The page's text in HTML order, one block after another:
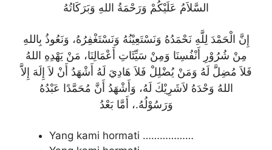
السَّلاَمُ عَلَيْكُمْ وَرَحْمَةُ اللهِ وَبَرَكَاتُهُ
إِنَّ الْحَمْدَ لِلَّهِ نَحْمَدُهُ وَنَسْتَعِيْنُهُ وَنَسْتَغْفِرُهُ، وَنَعُوذُ بِاللهِ
مِنْ شُرُوْرِ أَنْفُسِنَا وَمِنْ سَيِّئَاتِ أَعْمَالِنَا، مَنْ يَهْدِهِ اللهُ
فَلاَ مُضِلَّ لَهُ وَمَنْ يُضْلِلْ فَلاَ هَادِيَ لَهُ أَشْهَدُ أَنْ لاَ إِلَهَ إِلاَّ
اللهُ وَحْدَهُ لاَشَرِيْكَ لَهُ، وَأَشْهَدُ أَنَّ مُحَمَّدًا عَبْدُهُ
وَرَسُوْلُهُ.، أَمَّا بَعْدُ
Yang kami hormati ………………